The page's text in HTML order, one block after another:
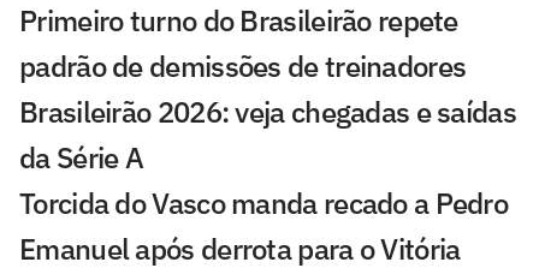
Primeiro turno do Brasileirão repete
padrão de demissões de treinadores
Brasileirão 2026: veja chegadas e saídas
da Série A
Torcida do Vasco manda recado a Pedro
Emanuel após derrota para o Vitória